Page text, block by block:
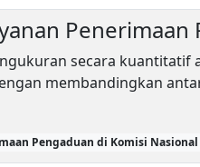
Penerimaan
secara
membandingkan
Pengaduan di Komisi Nasional